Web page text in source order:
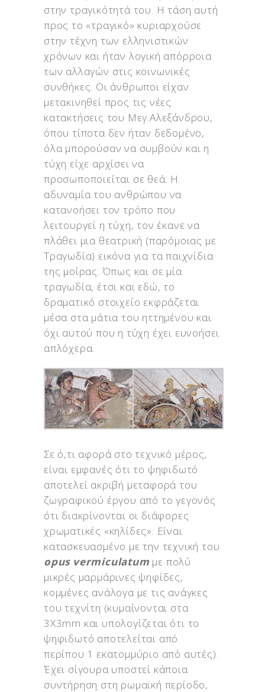
στην τραγικότητά του. Η τάση αυτή
προς το «τραγικό» κυριαρχούσε
στην τέχνη των ελληνιστικών
χρόνων και ήταν λογική απόρροια
των αλλαγών στις κοινωνικές
συνθήκες. Οι άνθρωποι είχαν
μετακινηθεί προς τις νέες
κατακτήσεις του Μεγ.Αλεξάνδρου,
όπου τίποτα δεν ήταν δεδομένο,
όλα μπορούσαν να συμβούν και η
τύχη είχε αρχίσει να
προσωποποιείται σε θεά. Η
αδυναμία του ανθρώπου να
κατανοήσει τον τρόπο που
λειτουργεί η τύχη, τον έκανε να
πλάθει μια θεατρική (παρόμοιας με
Τραγωδία) εικόνα για τα παιχνίδια
της μοίρας. Όπως και σε μία
τραγωδία, έτσι και εδώ, το
δραματικό στοιχείο εκφράζεται
μέσα στα μάτια του ηττημένου και
όχι αυτού που η τύχη έχει ευνοήσει
απλόχερα.
Σε ό,τι αφορά στο τεχνικό μέρος,
είναι εμφανές ότι το ψηφιδωτό
αποτελεί ακριβή μεταφορά του
ζωγραφικού έργου από το γεγονός
ότι διακρίνονται οι διάφορες
χρωματικές «κηλίδες». Είναι
κατασκευασμένο με την τεχνική του
opus vermiculatum με πολύ
μικρές μαρμάρινες ψηφίδες,
κομμένες ανάλογα με τις ανάγκες
του τεχνίτη (κυμαίνονται στα
3Χ3mm και υπολογίζεται ότι το
ψηφιδωτό αποτελείται από
περίπου 1 εκατομμύριο από αυτές).
Έχει σίγουρα υποστεί κάποια
συντήρηση στη ρωμαϊκή περίοδο,